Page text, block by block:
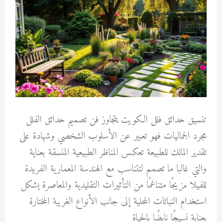
تنسيق حدائق فلل الكويت يتجاوز فن تصميم حدائق الفلل
مجرد الجماليات فهو تعبير عن الأسلوب الشخصي وشهادة على
تقدير المالك للطبيعة تعكس المناظر الطبيعية المنسقة بعناية
والتي غالبا ما تصمم لتتناسب مع الهندسة المعمارية الفريدة
للفيلا مزيجًا متناغمًا من التأثيرات التقليدية والمعاصرة يشكل
استخدام النباتات المحلية إلى جانب الأنواع الغريبة المختارة
بعناية نسيجًا نابضًا بالحياة